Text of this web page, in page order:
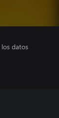
datos